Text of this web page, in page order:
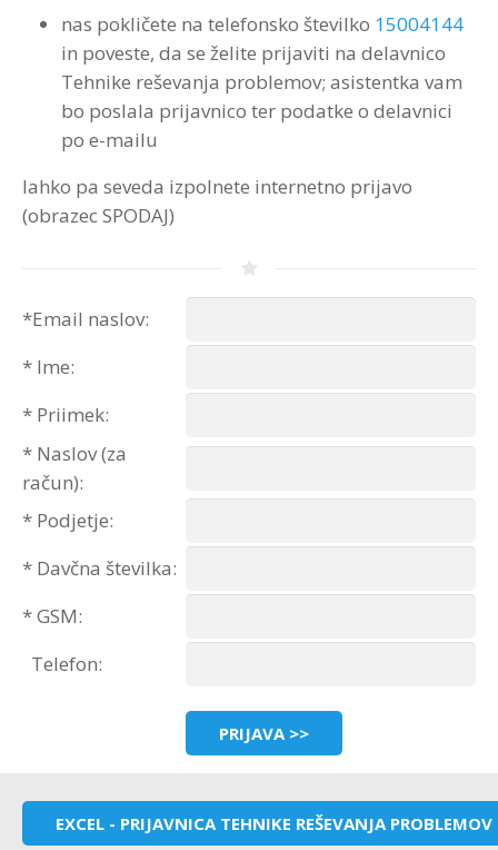
nas pokličete na telefonsko številko 15004144
in poveste, da se želite prijaviti na delavnico
Tehnike reševanja problemov; asistentka vam
bo poslala prijavnico ter podatke o delavnici
po e-mailu
lahko pa seveda izpolnete internetno prijavo
(obrazec SPODAJ)
*Email naslov:
* Ime:
* Priimek:
* Naslov (za
račun):
* Podjetje:
* Davčna številka:
*GSM:
Telefon:
EXCEL - PRIJAVNICA TEHNIKE REŠEVANJA PROBLEMOV